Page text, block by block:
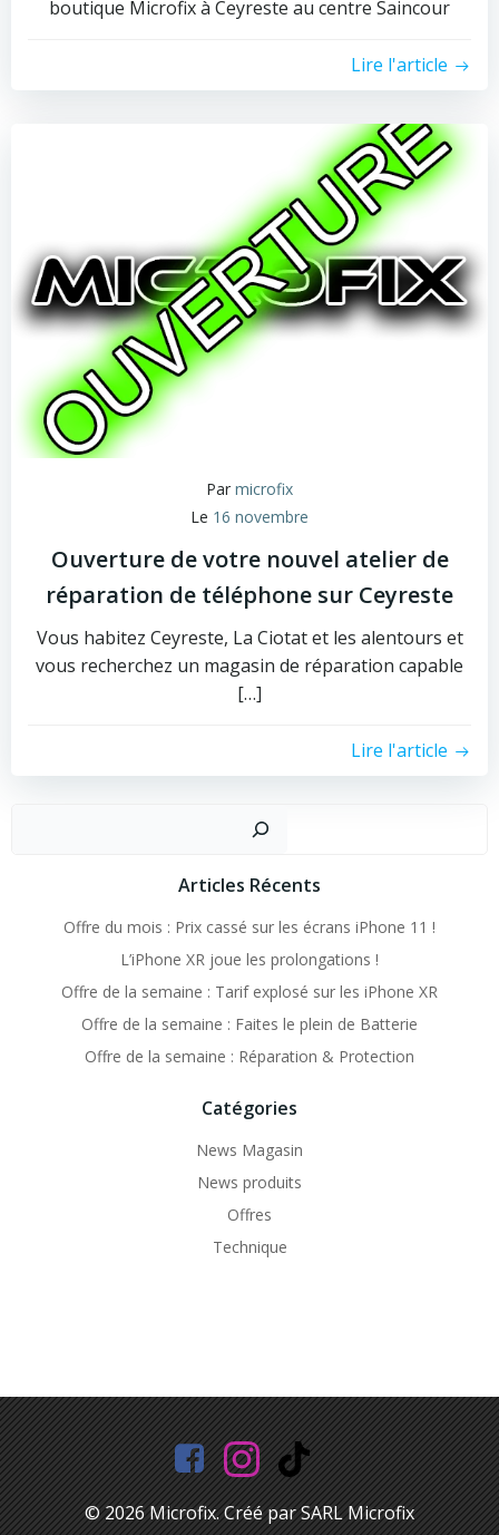
boutique Microfix à Ceyreste au centre Saincour
Lire l'article
Par microfix
Le 16 novembre
Ouverture de votre nouvel atelier de
réparation de téléphone sur Ceyreste
Vous habitez Ceyreste, La Ciotat et les alentours et
vous recherchez un magasin de réparation capable
[…]
Lire l'article
Articles Récents
Offre du mois : Prix cassé sur les écrans iPhone 11 !
L’iPhone XR joue les prolongations !
Offre de la semaine : Tarif explosé sur les iPhone XR
Offre de la semaine : Faites le plein de Batterie
Offre de la semaine : Réparation & Protection
Catégories
News Magasin
News produits
Offres
Technique
© 2026 Microfix. Créé par SARL Microfix